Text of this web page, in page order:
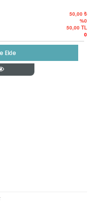
50,00 ₺
%0
50,00 TL
0
Ekle